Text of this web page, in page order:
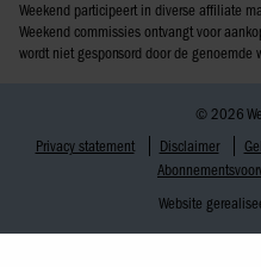
Weekend participeert in diverse affiliate
Weekend commissies ontvangt voor
wordt niet gesponsord door de genoemde
© 2026
Privacy statement
Disclaimer
Website